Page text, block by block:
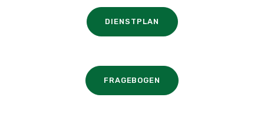
DIENSTPLAN
FRAGEBOGEN